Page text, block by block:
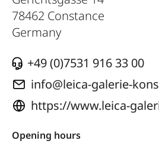
78462 Constance
Germany
+49 (0)7531 916 33 00
info@leica-galerie-
https://www.leica-
Opening hours